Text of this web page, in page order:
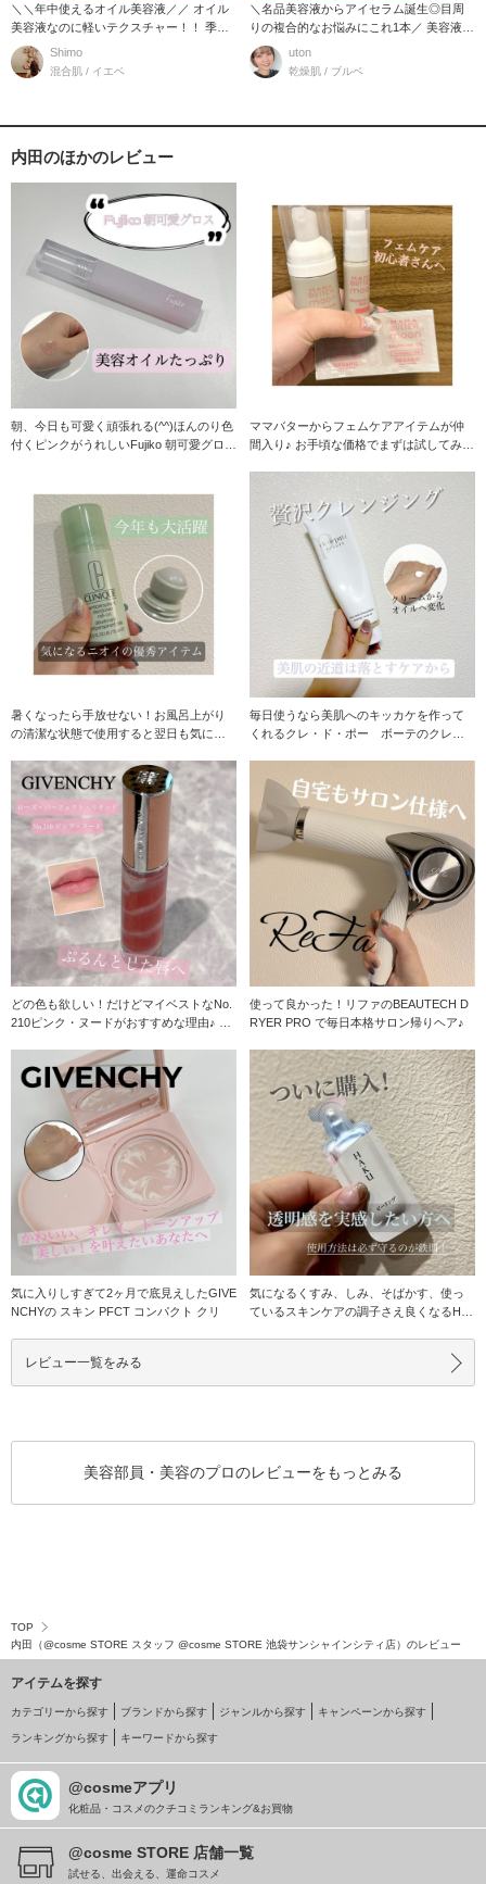
＼＼年中使えるオイル美容液／／ オイル
美容液なのに軽いテクスチャー！！ 季節
の変わり目
Shimo
混合肌 / イエベ
＼名品美容液からアイセラム誕生◎目周
りの複合的なお悩みにこれ1本／ 美容液の
名品とも
uton
乾燥肌 / ブルベ
内田のほかのレビュー
朝、今日も可愛く頑張れる(^^)ほんのり色
付くピンクがうれしいFujiko 朝可愛グロス
ママバターからフェムケアアイテムが仲
間入り♪ お手頃な価格でまずは試してみた
暑くなったら手放せない！お風呂上がり
の清潔な状態で使用すると翌日も気にな
毎日使うなら美肌へのキッカケを作って
くれるクレ・ド・ポー ボーテのクレー
どの色も欲しい！だけどマイベストなNo.
210ピンク・ヌードがおすすめな理由♪ 大
使って良かった！リファのBEAUTECH D
RYER PRO で毎日本格サロン帰りヘア♪
気に入りしすぎて2ヶ月で底見えしたGIVE
NCHYの スキン PFCT コンパクト クリ
気になるくすみ、しみ、そばかす、使っ
ているスキンケアの調子さえ良くなるHA
レビュー一覧をみる
美容部員・美容のプロのレビューをもっとみる
TOP
内田（@cosme STORE スタッフ @cosme STORE 池袋サンシャインシティ店）のレビュー
アイテムを探す
カテゴリーから探す ブランドから探す ジャンルから探す キャンペーンから探す
ランキングから探す キーワードから探す
@cosmeアプリ
化粧品・コスメのクチコミランキング&お買物
@cosme STORE 店舗一覧
試せる、出会える、運命コスメ